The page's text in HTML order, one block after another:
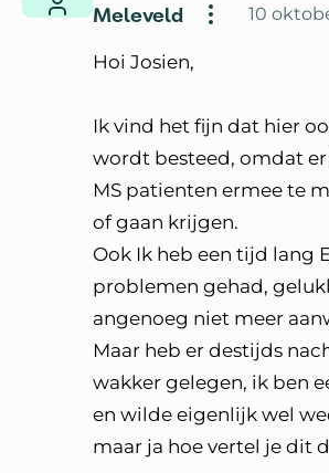
Meleveld 10
Hoi Josien,
Ik vind het fijn dat hier
wordt besteed, omdat er
MS patienten ermee te
of gaan krijgen.
Ook Ik heb een tijd lang
problemen gehad,
angenoeg niet meer
Maar heb er destijds
wakker gelegen, ik ben
en wilde eigenlijk wel
maar ja hoe vertel je dit